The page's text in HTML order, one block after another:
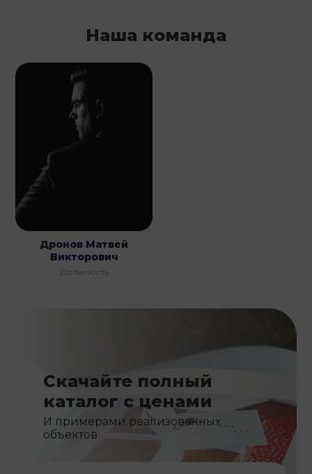
Наша команда
Дронов Матвей
Викторович
Должность
Скачайте полный
каталог с ценами
И примерами реализованных
объектов